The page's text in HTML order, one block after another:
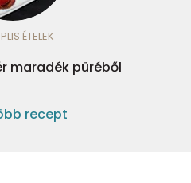
ÉTELEK
maradék püréből
recept